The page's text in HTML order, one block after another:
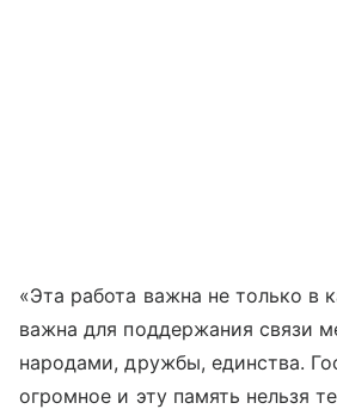
«Эта работа важна не только в
важна для поддержания связи
народами, дружбы, единства.
огромное и эту память нельзя